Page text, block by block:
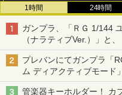
1時間 24時間
ガンプラ、「ＲＧ 1/144
（ナラティブVer.）」と
ースト」再販
プレバンにてガンプラ「
ム ディアクティブモード
始！
管楽器キーホルダー！ カ